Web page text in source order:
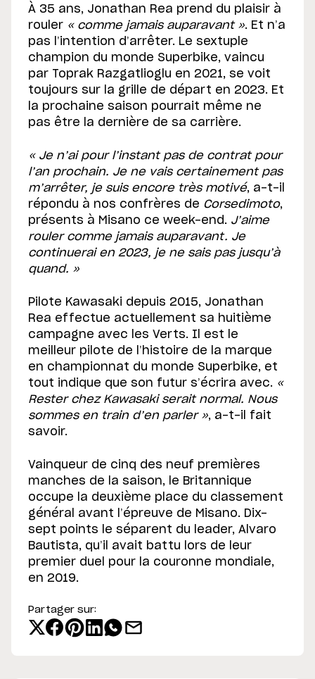
À 35 ans, Jonathan Rea prend du plaisir à
rouler « comme jamais auparavant ». Et n’a
pas l’intention d’arrêter. Le sextuple
champion du monde Superbike, vaincu
par Toprak Razgatlioglu en 2021, se voit
toujours sur la grille de départ en 2023. Et
la prochaine saison pourrait même ne
pas être la dernière de sa carrière.
« Je n’ai pour l’instant pas de contrat pour
l’an prochain. Je ne vais certainement pas
m’arrêter, je suis encore très motivé, a-t-il
répondu à nos confrères de Corsedimoto,
présents à Misano ce week-end. J’aime
rouler comme jamais auparavant. Je
continuerai en 2023, je ne sais pas jusqu’à
quand. »
Pilote Kawasaki depuis 2015, Jonathan
Rea effectue actuellement sa huitième
campagne avec les Verts. Il est le
meilleur pilote de l’histoire de la marque
en championnat du monde Superbike, et
tout indique que son futur s’écrira avec. «
Rester chez Kawasaki serait normal. Nous
sommes en train d’en parler », a-t-il fait
savoir.
Vainqueur de cinq des neuf premières
manches de la saison, le Britannique
occupe la deuxième place du classement
général avant l’épreuve de Misano. Dix-
sept points le séparent du leader, Alvaro
Bautista, qu’il avait battu lors de leur
premier duel pour la couronne mondiale,
en 2019.
Partager sur: